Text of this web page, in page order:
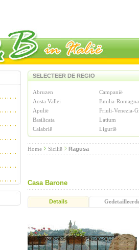
SELECTEER DE REGIO
Abruzen
Campanië
Aosta Vallei
Emilia-Romagna
Apulië
Friuli-Venezia-
Basilicata
Latium
Calabrië
Ligurië
Home Sicilië Ragusa
Casa Barone
Details